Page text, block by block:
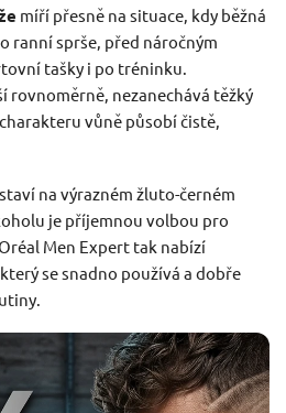
míří přesně na situace, kdy běžná
ranní sprše, před náročným
tašky i po tréninku.
rovnoměrně, nezanechává těžký
vůně působí čistě,
na výrazném žluto-černém
je příjemnou volbou pro
Men Expert tak nabízí
se snadno používá a dobře